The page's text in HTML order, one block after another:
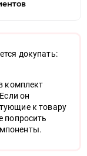
докупать:
комплект
он
к товару
попросить